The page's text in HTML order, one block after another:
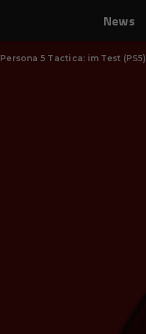
News
Persona 5 Tactica: im Test (PS5)